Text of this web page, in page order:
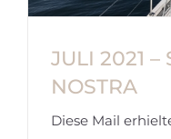
JULI 2021 –
NOSTRA
Diese Mail